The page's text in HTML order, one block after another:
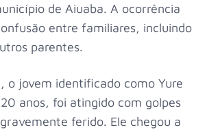
de Aiuaba. A ocorrência
entre familiares, incluindo
parentes.
o jovem identificado como Yure
anos, foi atingido com golpes
ferido. Ele chegou a